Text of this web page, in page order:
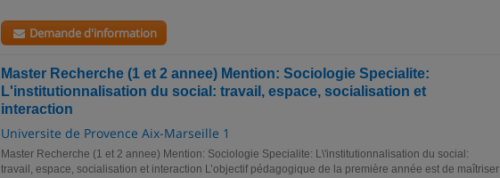
Demande d'information
Master Recherche (1 et 2 annee) Mention: Sociologie Specialite:
L'institutionnalisation du social: travail, espace, socialisation et
interaction
Universite de Provence Aix-Marseille 1
Master Recherche (1 et 2 annee) Mention: Sociologie Specialite: L\'institutionnalisation du social:
travail, espace, socialisation et interaction L’objectif pédagogique de la première année est de maîtriser